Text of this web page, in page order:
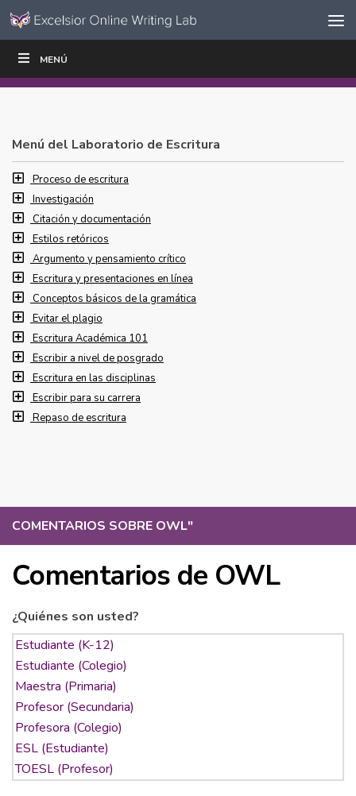
Ir al contenido
navegación
MENÚ
COMENTARIOS SOBRE OWL"
Comentarios de OWL
¿Quiénes son usted?
ESCRIBIR
Menú del Laboratorio de Escritura
Proceso de escritura
Investigación
Citación y documentación
Estilos retóricos
Argumento y pensamiento crítico
Escritura y presentaciones en línea
Conceptos básicos de la gramática
Evitar el plagio
Escritura Académica 101
Escribir a nivel de posgrado
Escritura en las disciplinas
Escribir para su carrera
Repaso de escritura